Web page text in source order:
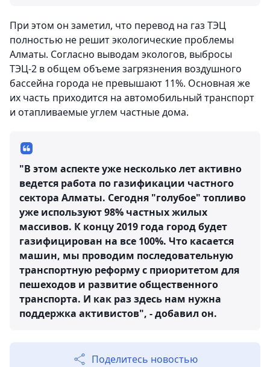
При этом он заметил, что перевод на газ ТЭЦ
полностью не решит экологические проблемы
Алматы. Согласно выводам экологов, выбросы
ТЭЦ-2 в общем объеме загрязнения воздушного
бассейна города не превышают 11%. Основная же
их часть приходится на автомобильный транспорт
и отапливаемые углем частные дома.
"В этом аспекте уже несколько лет активно
ведется работа по газификации частного
сектора Алматы. Сегодня "голубое" топливо
уже используют 98% частных жилых
массивов. К концу 2019 года город будет
газифицирован на все 100%. Что касается
машин, мы проводим последовательную
транспортную реформу с приоритетом для
пешеходов и развитие общественного
транспорта. И как раз здесь нам нужна
поддержка активистов", - добавил он.
Поделитесь новостью